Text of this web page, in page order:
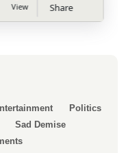
Share
Politics
Sad Demise